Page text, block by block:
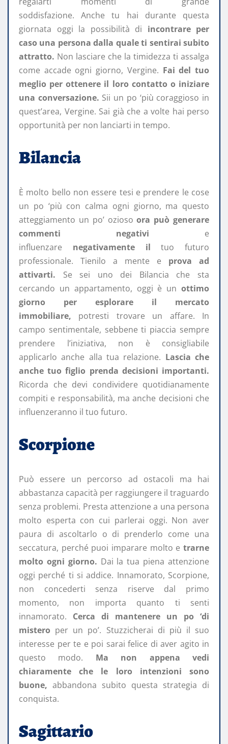
soddisfazione. Anche tu hai durante questa
giornata oggi la possibilità di incontrare per
caso una persona dalla quale ti sentirai subito
attratto. Non lasciare che la timidezza ti assalga
come accade ogni giorno, Vergine. Fai del tuo
meglio per ottenere il loro contatto o iniziare
una conversazione. Sii un po ‘più coraggioso in
quest’area, Vergine. Sai già che a volte hai perso
opportunità per non lanciarti in tempo.
Bilancia
È molto bello non essere tesi e prendere le cose
un po ‘più con calma ogni giorno, ma questo
atteggiamento un po’ oziosoora può generare
commenti negativi e
influenzare negativamente il tuo futuro
professionale. Tienilo a mente e prova ad
attivarti. Se sei uno dei Bilancia che sta
cercando un appartamento, oggi è un ottimo
giorno per esplorare il mercato
immobiliare, potresti trovare un affare. In
campo sentimentale, sebbene ti piaccia sempre
prendere l’iniziativa, non è consigliabile
applicarlo anche alla tua relazione. Lascia che
anche tuo figlio prenda decisioni importanti.
Ricorda che devi condividere quotidianamente
compiti e responsabilità, ma anche decisioni che
influenzeranno il tuo futuro.
Scorpione
Può essere un percorso ad ostacoli ma hai
abbastanza capacità per raggiungere il traguardo
senza problemi. Presta attenzione a una persona
molto esperta con cui parlerai oggi. Non aver
paura di ascoltarlo o di prenderlo come una
seccatura, perché puoi imparare molto e trarne
molto ogni giorno. Dai la tua piena attenzione
oggi perché ti si addice. Innamorato, Scorpione,
non concederti senza riserve dal primo
momento, non importa quanto ti senti
innamorato. Cerca di mantenere un po ‘di
mistero per un po’. Stuzzicherai di più il suo
interesse per te e poi sarai felice di aver agito in
questo modo. Ma non appena vedi
chiaramente che le loro intenzioni sono
buone, abbandona subito questa strategia di
conquista.
Sagittario